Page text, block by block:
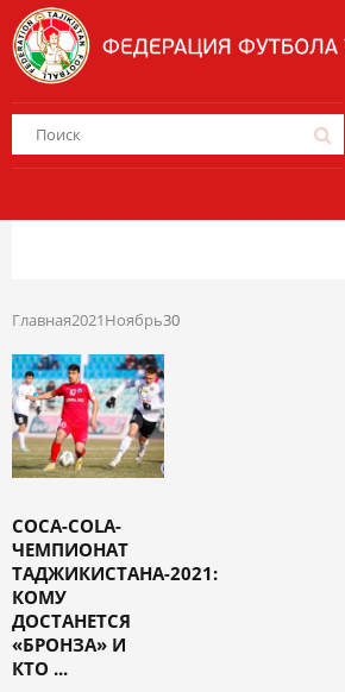
Главная2021Ноябрь30
COCA-COLA-
ЧЕМПИОНАТ
ТАДЖИКИСТАНА-2021:
КОМУ
ДОСТАНЕТСЯ
«БРОНЗА» И
КТО ...